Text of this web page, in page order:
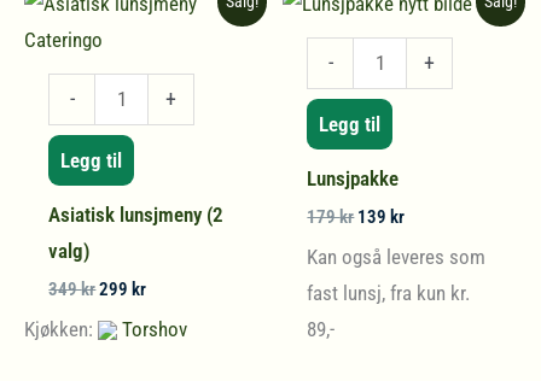
-
lunsjmeny
(2
+
Legg til
Asiatisk lunsjmeny (2
valg)
349krOpprinnelig
var:
299 krNåværende
er:
Kjøkken: Torshov
-
Lunsjpakke
antall
+
Legg til
Lunsjpakke
179kr Opprinnelig
var:
179 kr.
139 krNåværende
er:
139 kr.
Kan også leveres som
fast lunsj, fra kun kr.
89,-